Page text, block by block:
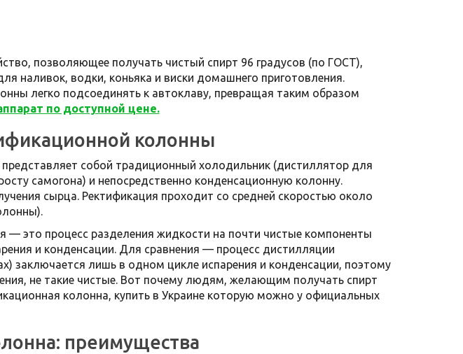
позволяющее получать чистый спирт 96 градусов (по ГОСТ),
наливок, водки, коньяка и виски домашнего приготовления.
легко подсоединять к автоклаву, превращая таким образом
по доступной цене.
колонны
собой традиционный холодильник (дистиллятор для
самогона) и непосредственно конденсационную колонну.
сырца. Ректификация проходит со средней скоростью около
— это процесс разделения жидкости на почти чистые компоненты
и конденсации. Для сравнения — процесс дистилляции
заключается лишь в одном цикле испарения и конденсации, поэтому
не такие чистые. Вот почему людям, желающим получать спирт
колонна, купить в Украине которую можно у официальных
преимущества